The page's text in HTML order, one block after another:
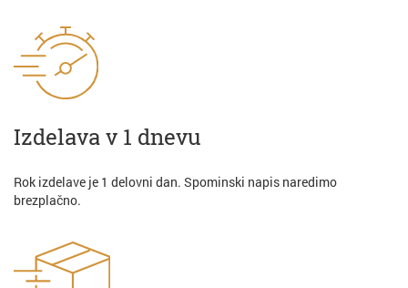
Izdelava v 1 dnevu
Rok izdelave je 1 delovni dan. Spominski napis naredimo
brezplačno.